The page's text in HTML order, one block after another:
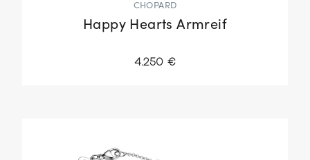
CHOPARD
Happy Hearts Armreif
4.250 €